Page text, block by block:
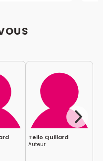
Teilo Quillard
Auteur